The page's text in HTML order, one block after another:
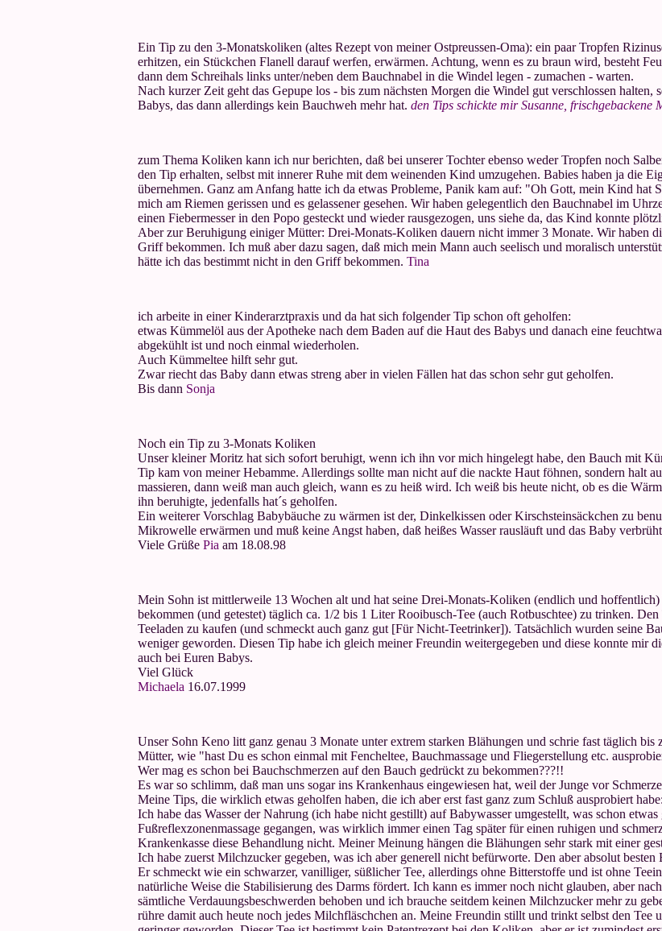
Ein Tip zu den 3-Monatskoliken (altes Rezept von meiner Ostpreussen-Oma): ein paar Tropfen
erhitzen, ein Stückchen Flanell darauf werfen, erwärmen. Achtung, wenn es zu braun wird, besteht
dann dem Schreihals links unter/neben dem Bauchnabel in die Windel legen - zumachen - warten.
Nach kurzer Zeit geht das Gepupe los - bis zum nächsten Morgen die Windel gut verschlossen halten,
Babys, das dann allerdings kein Bauchweh mehr hat. den Tips schickte mir Susanne, frischgebackene
zum Thema Koliken kann ich nur berichten, daß bei unserer Tochter ebenso weder Tropfen noch
den Tip erhalten, selbst mit innerer Ruhe mit dem weinenden Kind umzugehen. Babies haben ja die
übernehmen. Ganz am Anfang hatte ich da etwas Probleme, Panik kam auf: "Oh Gott, mein Kind hat
mich am Riemen gerissen und es gelassener gesehen. Wir haben gelegentlich den Bauchnabel im
einen Fiebermesser in den Popo gesteckt und wieder rausgezogen, uns siehe da, das Kind konnte
Aber zur Beruhigung einiger Mütter: Drei-Monats-Koliken dauern nicht immer 3 Monate. Wir haben
Griff bekommen. Ich muß aber dazu sagen, daß mich mein Mann auch seelisch und moralisch
hätte ich das bestimmt nicht in den Griff bekommen. Tina
ich arbeite in einer Kinderarztpraxis und da hat sich folgender Tip schon oft geholfen:
etwas Kümmelöl aus der Apotheke nach dem Baden auf die Haut des Babys und danach eine
abgekühlt ist und noch einmal wiederholen.
Auch Kümmeltee hilft sehr gut.
Zwar riecht das Baby dann etwas streng aber in vielen Fällen hat das schon sehr gut geholfen.
Bis dann Sonja
Noch ein Tip zu 3-Monats Koliken
Unser kleiner Moritz hat sich sofort beruhigt, wenn ich ihn vor mich hingelegt habe, den Bauch mit
Tip kam von meiner Hebamme. Allerdings sollte man nicht auf die nackte Haut föhnen, sondern halt
massieren, dann weiß man auch gleich, wann es zu heiß wird. Ich weiß bis heute nicht, ob es die
ihn beruhigte, jedenfalls hat´s geholfen.
Ein weiterer Vorschlag Babybäuche zu wärmen ist der, Dinkelkissen oder Kirschsteinsäckchen zu
Mikrowelle erwärmen und muß keine Angst haben, daß heißes Wasser rausläuft und das Baby
Viele Grüße Pia am 18.08.98
Mein Sohn ist mittlerweile 13 Wochen alt und hat seine Drei-Monats-Koliken (endlich und
bekommen (und getestet) täglich ca. 1/2 bis 1 Liter Rooibusch-Tee (auch Rotbuschtee) zu trinken.
Teeladen zu kaufen (und schmeckt auch ganz gut [Für Nicht-Teetrinker]). Tatsächlich wurden seine
weniger geworden. Diesen Tip habe ich gleich meiner Freundin weitergegeben und diese konnte mir
auch bei Euren Babys.
Viel Glück
Michaela 16.07.1999
Unser Sohn Keno litt ganz genau 3 Monate unter extrem starken Blähungen und schrie fast täglich
Mütter, wie "hast Du es schon einmal mit Fencheltee, Bauchmassage und Fliegerstellung etc.
Wer mag es schon bei Bauchschmerzen auf den Bauch gedrückt zu bekommen???!!
Es war so schlimm, daß man uns sogar ins Krankenhaus eingewiesen hat, weil der Junge vor
Meine Tips, die wirklich etwas geholfen haben, die ich aber erst fast ganz zum Schluß ausprobiert habe:
Ich habe das Wasser der Nahrung (ich habe nicht gestillt) auf Babywasser umgestellt, was schon
Fußreflexzonenmassage gegangen, was wirklich immer einen Tag später für einen ruhigen und
Krankenkasse diese Behandlung nicht. Meiner Meinung hängen die Blähungen sehr stark mit einer
Ich habe zuerst Milchzucker gegeben, was ich aber generell nicht befürworte. Den aber absolut
Er schmeckt wie ein schwarzer, vanilliger, süßlicher Tee, allerdings ohne Bitterstoffe und ist ohne
natürliche Weise die Stabilisierung des Darms fördert. Ich kann es immer noch nicht glauben, aber
sämtliche Verdauungsbeschwerden behoben und ich brauche seitdem keinen Milchzucker mehr zu
rühre damit auch heute noch jedes Milchfläschchen an. Meine Freundin stillt und trinkt selbst den Tee